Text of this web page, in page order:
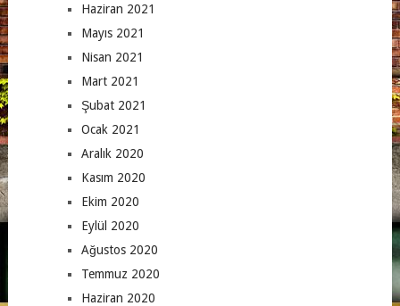
Haziran 2021
Mayıs 2021
Nisan 2021
Mart 2021
Şubat 2021
Ocak 2021
Aralık 2020
Kasım 2020
Ekim 2020
Eylül 2020
Ağustos 2020
Temmuz 2020
Haziran 2020